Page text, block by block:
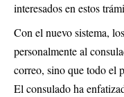
interesados en estos
Con el nuevo sistema,
personalmente al
correo, sino que todo el
El consulado ha